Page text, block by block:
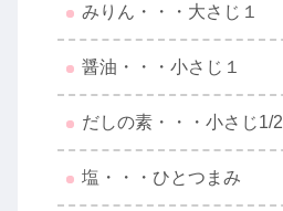
みりん・・・大さじ１
醤油・・・小さじ１
だしの素・・・小さじ1/2
塩・・・ひとつまみ